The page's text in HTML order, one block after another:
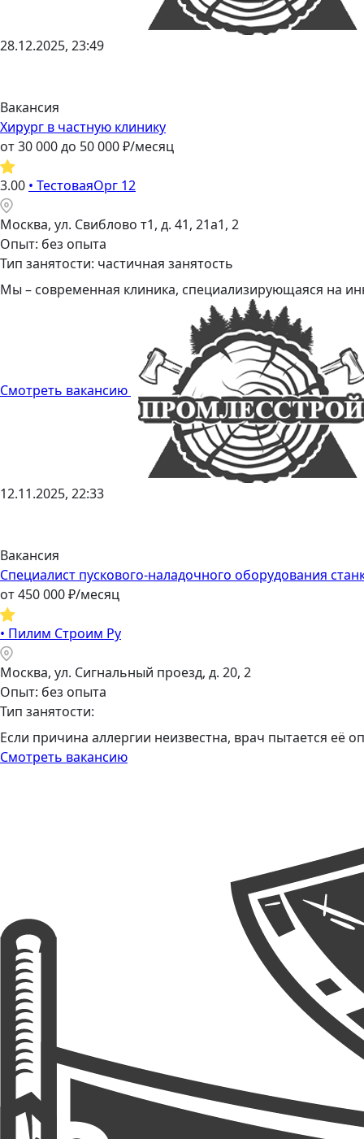
28.12.2025, 23:49
Вакансия
Хирург в частную клинику
от30 000до 50 000₽/месяц
3.00 • ТестоваяОрг 12
Москва, ул. Свиблово т1, д. 41, 21а1, 2
Опыт: без опыта
Тип занятости: частичная занятость
Мы – современная клиника, специализирующаяся на
Смотреть вакансию
12.11.2025, 22:33
Вакансия
Специалист пускового-наладочного оборудования
от450 000₽/месяц
• Пилим Строим Ру
Москва, ул. Сигнальный проезд, д. 20, 2
Опыт: без опыта
Тип занятости:
Если причина аллергии неизвестна, врач пытается её
Смотреть вакансию